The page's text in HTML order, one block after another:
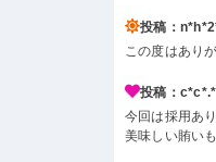
投稿：
この度はあり
投稿：
今回は採用あ
美味しい賄い